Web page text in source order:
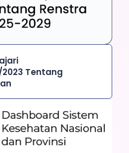
2023 Tentang